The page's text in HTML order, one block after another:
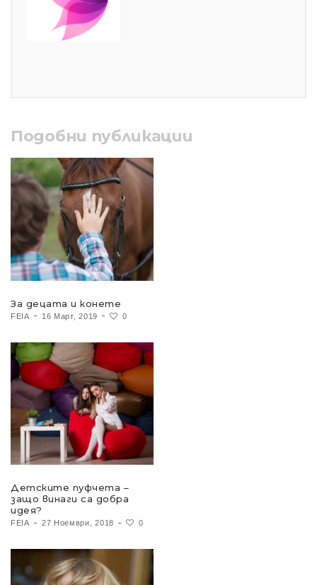
Подобни публикации
За децата и конете
FEIA 16 Март, 2019 0
Детските пуфчета –
защо винаги са добра
идея?
FEIA 27 Ноември, 2018 0